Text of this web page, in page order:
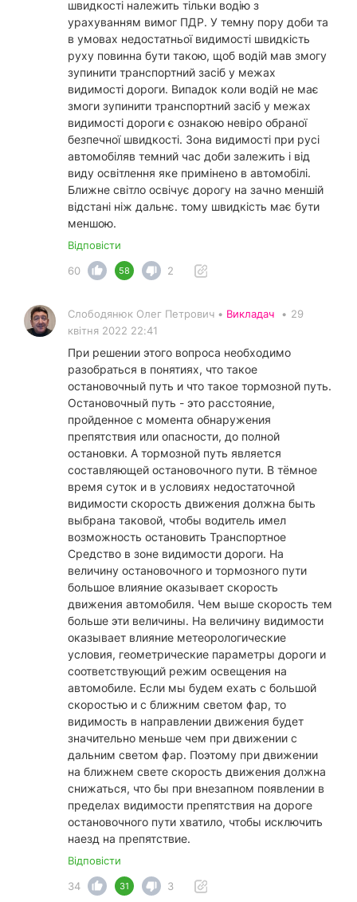
швидкості належить тільки водію з
урахуванням вимог ПДР. У темну пору доби та
в умовах недостатньої видимості швидкість
руху повинна бути такою, щоб водій мав змогу
зупинити транспортний засіб у межах
видимості дороги. Випадок коли водій не має
змоги зупинити транспортний засіб у межах
видимості дороги є ознакою невіро обраної
безпечної швидкості. Зона видимості при русі
автомобіляв темний час доби залежить і від
виду освітлення яке примінено в автомобілі.
Ближне світло освічує дорогу на зачно меншій
відстані ніж дальнє. тому швидкість має бути
меншою.
Відповісти
60
58 2
Слободянюк Олег Петрович • Викладач • 29
квітня 2022 22:41
При решении этого вопроса необходимо
разобраться в понятиях, что такое
остановочный путь и что такое тормозной путь.
Остановочный путь - это расстояние,
пройденное с момента обнаружения
препятствия или опасности, до полной
остановки. А тормозной путь является
составляющей остановочного пути. В тёмное
время суток и в условиях недостаточной
видимости скорость движения должна быть
выбрана таковой, чтобы водитель имел
возможность остановить Транспортное
Средство в зоне видимости дороги. На
величину остановочного и тормозного пути
большое влияние оказывает скорость
движения автомобиля. Чем выше скорость тем
больше эти величины. На величину видимости
оказывает влияние метеорологические
условия, геометрические параметры дороги и
соответствующий режим освещения на
автомобиле. Если мы будем ехать с большой
скоростью и с ближним светом фар, то
видимость в направлении движения будет
значительно меньше чем при движении с
дальним светом фар. Поэтому при движении
на ближнем свете скорость движения должна
снижаться, что бы при внезапном появлении в
пределах видимости препятствия на дороге
остановочного пути хватило, чтобы исключить
наезд на препятствие.
Відповісти
34
31 3